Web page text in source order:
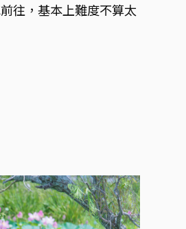
往，基本上難度不算太